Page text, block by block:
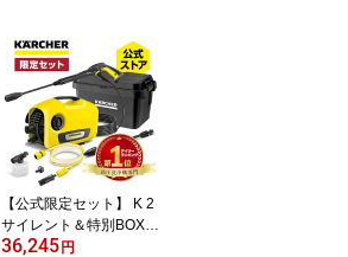
【公式限定セット】 K 2
サイレント＆特別BOX＆
自吸ホース 高圧洗浄機
36,245 円